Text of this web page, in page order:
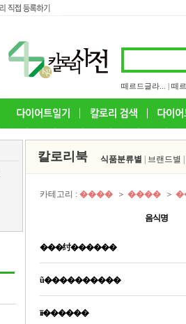
떼르드글라... 떼
칼로리북 식품분류별 브랜드별
카테고리 : ���� ＞ ���� ＞
음식명
���纣������
ũ����������
īī������